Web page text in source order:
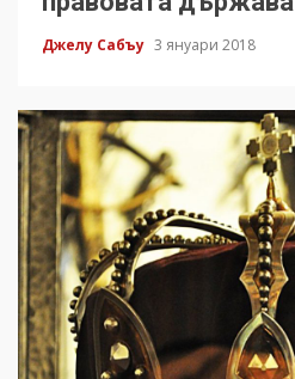
Джелу Сабъу 3 януари 2018